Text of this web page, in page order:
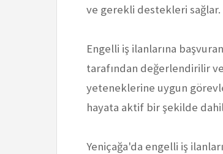
ve gerekli destekleri sağlar.
Engelli iş ilanlarına
tarafından değerlendirilir
yeteneklerine uygun
hayata aktif bir şekilde
Yeniçağa'da engelli iş